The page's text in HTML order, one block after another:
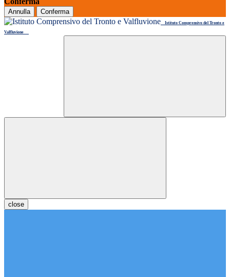
Annulla Conferma
Istituto Comprensivo del Tronto e
Valfluvione
close